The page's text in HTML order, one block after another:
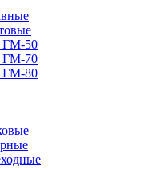
ГМ-50
ГМ-70
ГМ-80